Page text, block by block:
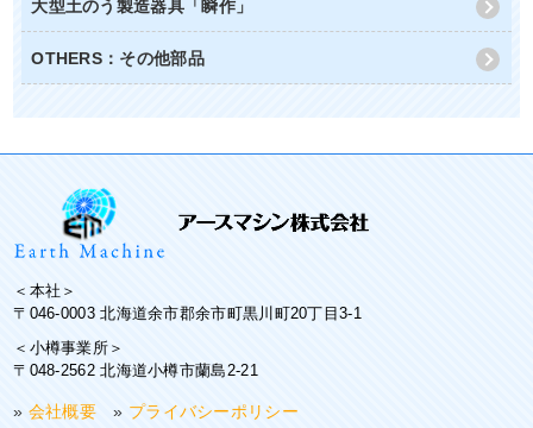
大型土のう製造器具「瞬作」
OTHERS：その他部品
＜本社＞
〒046-0003 北海道余市郡余市町黒川町20丁目3-1
＜小樽事業所＞
〒048-2562 北海道小樽市蘭島2-21
» 会社概要 » プライバシーポリシー